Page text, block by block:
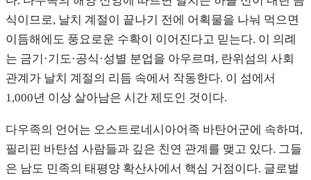
식이므로, 날치 계절이 끝나기 전에 어획물을 나눠 먹으면
이듬해에도 풍요로운 수확이 이어진다고 믿는다. 이 의례
는 금기·기도·공식·성별 분업을 아우르며, 란위섬의 사회
관계가 날치 계절의 리듬 속에서 작동한다. 이 섬에서
1,000년 이상 살아남은 시간 제도인 것이다.
다우족의 언어는 오스트로네시아어족 바탄어군에 속하며,
필리핀 바탄섬 사람들과 깊은 친연 관계를 맺고 있다. 그들
은 남도 민족의 태평양 확산사에서 핵심 거점이다. 글로벌